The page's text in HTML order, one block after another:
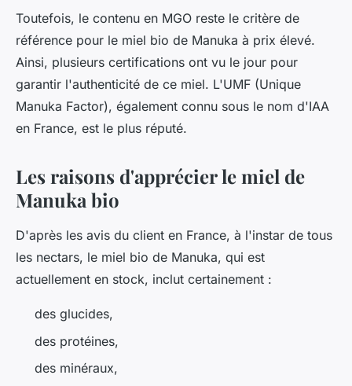
Toutefois, le contenu en MGO reste le critère de
référence pour le miel bio de Manuka à prix élevé.
Ainsi, plusieurs certifications ont vu le jour pour
garantir l'authenticité de ce miel. L'UMF (Unique
Manuka Factor), également connu sous le nom d'IAA
en France, est le plus réputé.
Les raisons d'apprécier le miel de
Manuka bio
D'après les avis du client en France, à l'instar de tous
les nectars, le miel bio de Manuka, qui est
actuellement en stock, inclut certainement :
des glucides,
des protéines,
des minéraux,